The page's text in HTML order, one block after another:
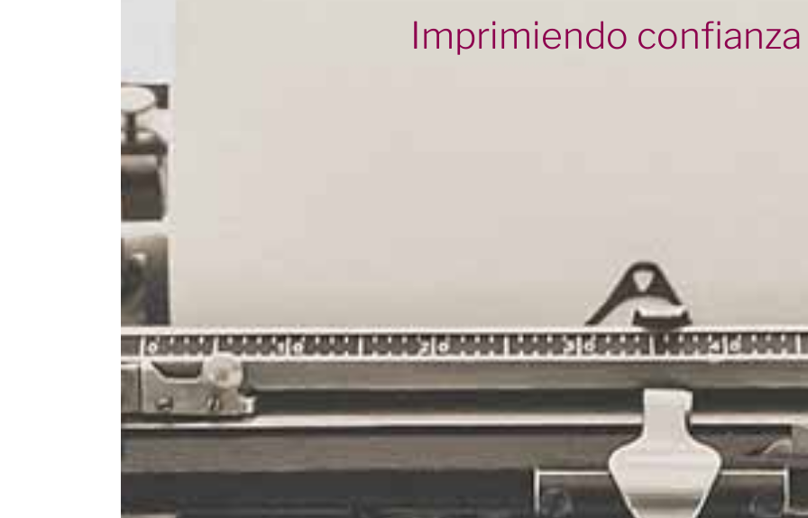
Imprimiendo confianza